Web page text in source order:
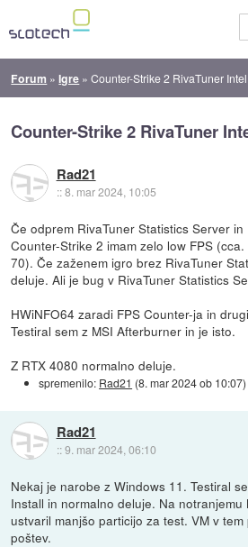
Forum »Igre »Counter-Strike 2 RivaTuner
Counter-Strike 2 RivaTuner
Rad21
::8. mar 2024, 10:05
Če odprem RivaTuner Statistics Server
Counter-Strike 2 imam zelo low FPS
70). Če zaženem igro brez RivaTuner
deluje. Ali je bug v RivaTuner Statistics
HWiNFO64 zaradi FPS Counter-ja in
Testiral sem z MSI Afterburner in je isto.
Z RTX 4080 normalno deluje.
spremenilo: Rad21 (8. mar 2024 ob 10:07)
Rad21
::9. mar 2024, 06:10
Nekaj je narobe z Windows 11. Testiral
Install in normalno deluje. Na notranjemu
ustvaril manjšo particijo za test. VM v
poštev.